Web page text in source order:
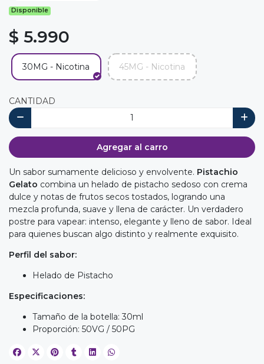
Disponible
$ 5.990
30MG - Nicotina 45MG - Nicotina
CANTIDAD
Agregar al carro
Un sabor sumamente delicioso y envolvente. Pistachio
Gelato combina un helado de pistacho sedoso con crema
dulce y notas de frutos secos tostados, logrando una
mezcla profunda, suave y llena de carácter. Un verdadero
postre para vapear: intenso, elegante y lleno de sabor. Ideal
para quienes buscan algo distinto y realmente exquisito.
Perfil del sabor:
Helado de Pistacho
Especificaciones:
Tamaño de la botella: 30ml
Proporción: 50VG / 50PG